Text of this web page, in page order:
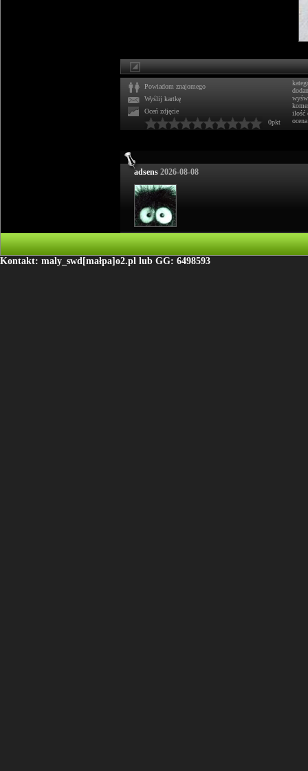
Powiadom znajomego
Wyślij kartkę
Oceń zdjęcie
0pkt
ilość
ocena
adsens 2026-08-08
Kontakt: maly_swd[małpa]o2.pl lub GG: 6498593